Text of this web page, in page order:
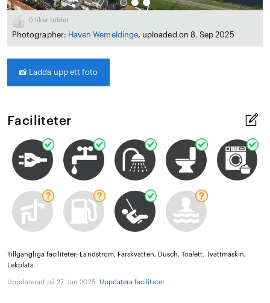
0 liker bildet
Photographer: Haven Wemeldinge, uploaded on 8. Sep 2025
📸 Ladda upp ett foto
Faciliteter
Tillgängliga faciliteter: Landström, Färskvatten, Dusch, Toalett, Tvättmaskin,
Lekplats.
Uppdaterad på 27. Jan 2025. Uppdatera faciliteter.